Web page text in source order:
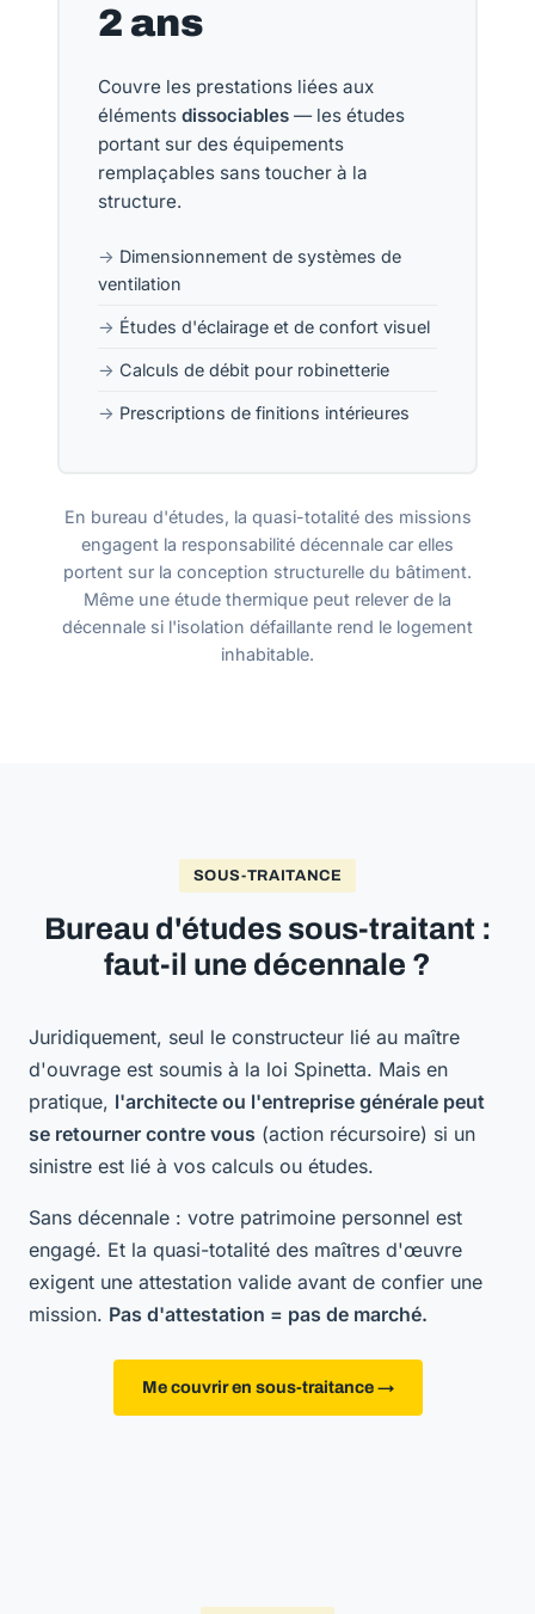
2 ans
Couvre les prestations liées aux
éléments dissociables — les études
portant sur des équipements
remplaçables sans toucher à la
structure.
Dimensionnement de systèmes de
ventilation
Études d'éclairage et de confort visuel
Calculs de débit pour robinetterie
Prescriptions de finitions intérieures
En bureau d'études, la quasi-totalité des missions
engagent la responsabilité décennale car elles
portent sur la conception structurelle du bâtiment.
Même une étude thermique peut relever de la
décennale si l'isolation défaillante rend le logement
inhabitable.
SOUS-TRAITANCE
Bureau d'études sous-traitant :
faut-il une décennale ?
Juridiquement, seul le constructeur lié au maître
d'ouvrage est soumis à la loi Spinetta. Mais en
pratique, l'architecte ou l'entreprise générale peut
se retourner contre vous (action récursoire) si un
sinistre est lié à vos calculs ou études.
Sans décennale : votre patrimoine personnel est
engagé. Et la quasi-totalité des maîtres d'œuvre
exigent une attestation valide avant de confier une
mission. Pas d'attestation = pas de marché.
Me couvrir en sous-traitance →